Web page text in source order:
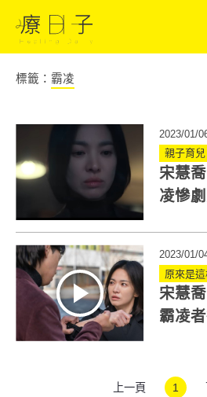
標籤： 霸凌
2023/01/
親子育兒
宋慧
凌慘
2023/01/
原來是
宋慧
霸凌
上一頁 1